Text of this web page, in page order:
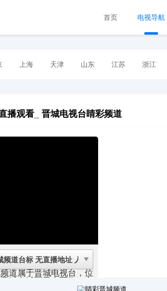
首页 电视导航
上海 天津 山东 江苏 浙江
播观看_ 晋城电视台睛彩频道
道属于晋城电视台，位
城市城区凤台西街，市